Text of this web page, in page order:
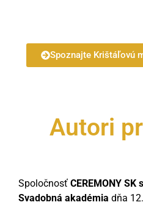
Spoznajte Krištáľovú
Autori
Spoločnosť CEREMONY SK
Svadobná akadémia dňa